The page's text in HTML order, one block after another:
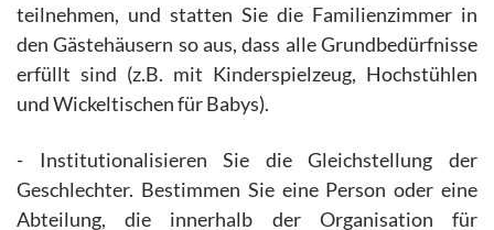
teilnehmen, und statten Sie die Familienzimmer in
den Gästehäusern so aus, dass alle Grundbedürfnisse
erfüllt sind (z.B. mit Kinderspielzeug, Hochstühlen
und Wickeltischen für Babys).
- Institutionalisieren Sie die Gleichstellung der
Geschlechter. Bestimmen Sie eine Person oder eine
Abteilung, die innerhalb der Organisation für